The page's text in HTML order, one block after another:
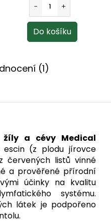
(1)
žíly a cévy Medical
(z plodu jírovce
červených listů vinné
a prověřené přírodní
účinky na kvalitu
systému.
látek je podpořeno